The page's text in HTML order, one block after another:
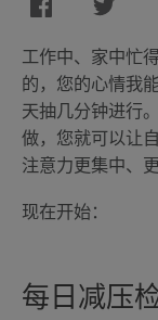
工作中、家中忙
的，您的心情我
天抽几分钟进行
做，您就可以让
注意力更集中、
现在开始：
每日减压